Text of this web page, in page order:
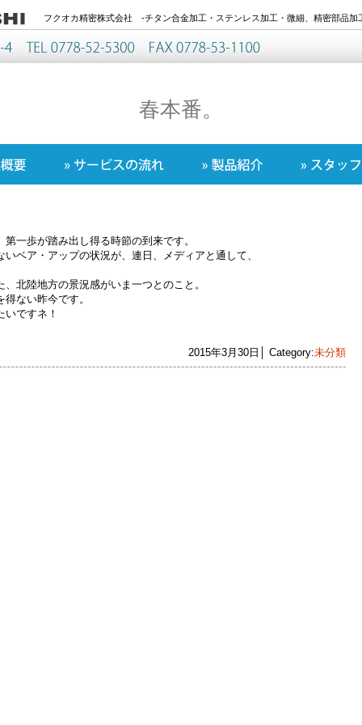
フクオカ精密株式会社 -チタン合金加工・ステンレス加工・微細、精密部品加
春本番。
一歩が踏み出し得る時節の到来です。
ベア・アップの状況が、連日、メディアと通して、
北陸地方の景況感がいま一つとのこと。
ない昨今です。
ですネ！
2015年3月30日│ Category:未分類